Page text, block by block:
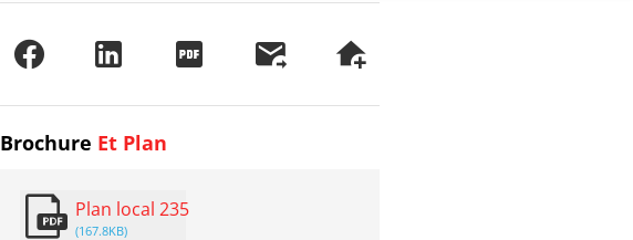
Brochure Et Plan
Plan local 235
(167.8KB)